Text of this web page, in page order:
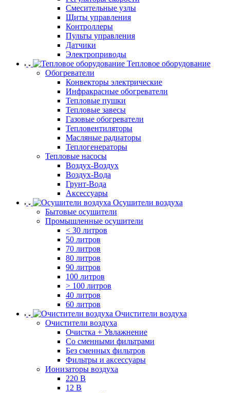
Смесительные узлы
Щиты управления
Контроллеры
Пульты управления
Датчики
Электроприводы
Тепловое оборудование
Обогреватели
Конвекторы электрические
Инфракрасные обогреватели
Тепловые пушки
Тепловые завесы
Газовые обогреватели
Тепловентиляторы
Масляные радиаторы
Теплогенераторы
Тепловые насосы
Воздух-Воздух
Воздух-Вода
Грунт-Вода
Аксессуары
Осушители воздуха
Бытовые осушители
Промышленные осушители
< 30 литров
50 литров
70 литров
80 литров
90 литров
100 литров
> 100 литров
40 литров
60 литров
Очистители воздуха
Очистители воздуха
Очистка + Увлажнение
Cо сменными фильтрами
Без сменных фильтров
Фильтры и аксессуары
Ионизаторы воздуха
220 В
12 В